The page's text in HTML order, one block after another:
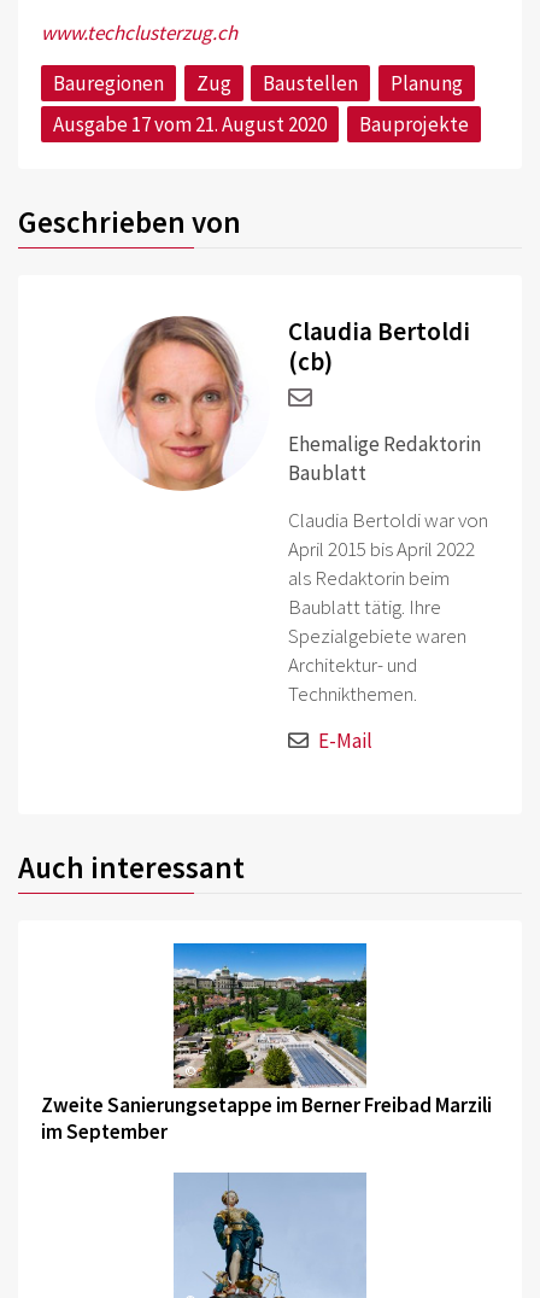
www.techclusterzug.ch
Bauregionen
Zug Baustellen
Planung
Ausgabe 17 vom 21. August 2020
Bauprojekte
Geschrieben von
Claudia Bertoldi
(cb)
Ehemalige Redaktorin
Baublatt
Claudia Bertoldi war von
April 2015 bis April 2022
als Redaktorin beim
Baublatt tätig. Ihre
Spezialgebiete waren
Architektur- und
Technikthemen.
E-Mail
Auch interessant
©
Zweite Sanierungsetappe im Berner Freibad Marzili
im September